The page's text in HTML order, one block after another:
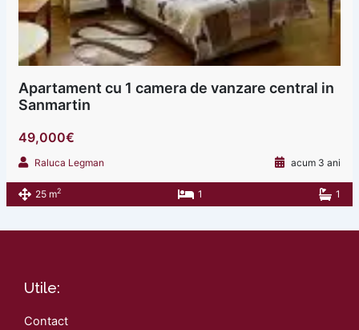
Apartament cu 1 camera de vanzare central in
Sanmartin
49,000€
Raluca Legman acum 3 ani
25 m2 1 1
Utile:
Contact